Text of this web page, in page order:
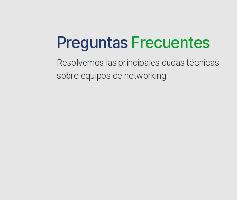
Preguntas Frecuentes
Resolvemos las principales dudas técnicas
sobre equipos de networking.